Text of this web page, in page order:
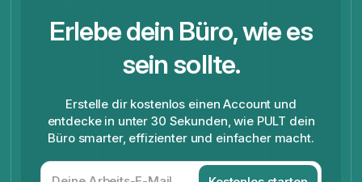
Erlebe dein Büro, wie es
sein sollte.
Erstelle dir kostenlos einen Account und
entdecke in unter 30 Sekunden, wie PULT dein
Büro smarter, effizienter und einfacher macht.